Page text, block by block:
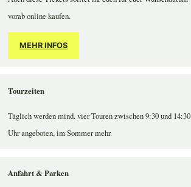
vorab online kaufen.
MEHR INFOS
Tourzeiten
Täglich werden mind. vier Touren zwischen 9:30 und 14:30
Uhr angeboten, im Sommer mehr.
Anfahrt & Parken